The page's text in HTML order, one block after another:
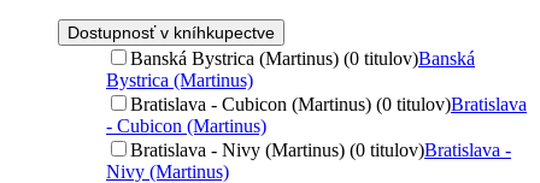
Dostupnosť v kníhkupectve
Banská Bystrica (Martinus) (0 titulov)Banská
Bystrica (Martinus)
Bratislava - Cubicon (Martinus) (0 titulov)Bratislava
- Cubicon (Martinus)
Bratislava - Nivy (Martinus) (0 titulov)Bratislava -
Nivy (Martinus)